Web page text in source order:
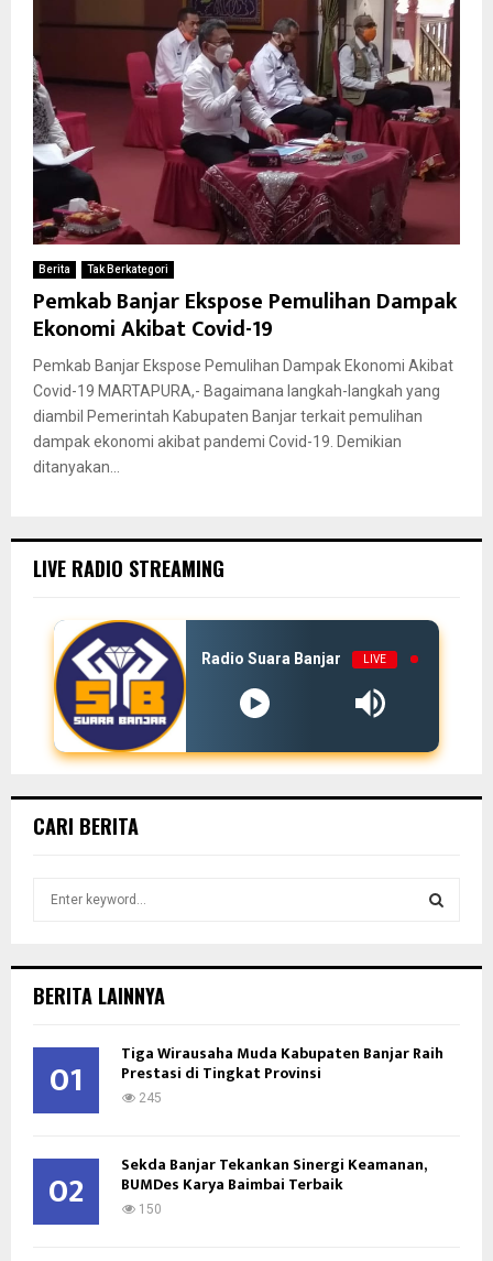
Berita Tak Berkategori
Pemkab Banjar Ekspose Pemulihan Dampak
Ekonomi Akibat Covid-19
Pemkab Banjar Ekspose Pemulihan Dampak Ekonomi Akibat
Covid-19 MARTAPURA,- Bagaimana langkah-langkah yang
diambil Pemerintah Kabupaten Banjar terkait pemulihan
dampak ekonomi akibat pandemi Covid-19. Demikian
ditanyakan...
LIVE RADIO STREAMING
Radio Suara Banjar LIVE
CARI BERITA
h
o
BERITA LAINNYA
01 Tiga Wirausaha Muda Kabupaten Banjar Raih
Prestasi di Tingkat Provinsi
245
02 Sekda Banjar Tekankan Sinergi Keamanan,
BUMDes Karya Baimbai Terbaik
150